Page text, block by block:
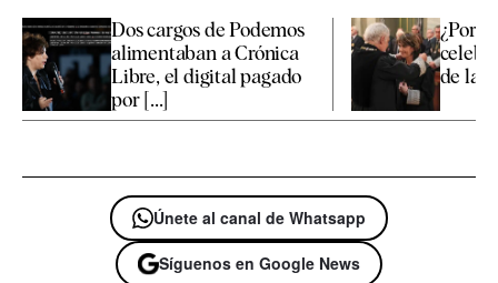
Dos cargos de Podemos
alimentaban a Crónica
Libre, el digital pagado
por [...]
¿Por
de la
Únete al canal de Whatsapp
Síguenos en Google News